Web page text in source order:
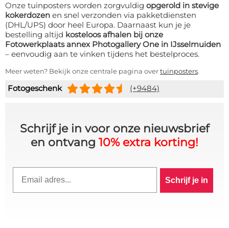
Onze tuinposters worden zorgvuldig opgerold in stevige
kokerdozen en snel verzonden via pakketdiensten
(DHL/UPS) door heel Europa. Daarnaast kun je je
bestelling altijd kosteloos afhalen bij onze
Fotowerkplaats annex Photogallery One in IJsselmuiden
– eenvoudig aan te vinken tijdens het bestelproces.
Meer weten? Bekijk onze centrale pagina overtuinposters.
Fotogeschenk (+9484)
Schrijf je in voor onze nieuwsbrief
en ontvang 10% extra korting!
Schrijf je in
10% KORTING OP JE
BESTELLING? 👀